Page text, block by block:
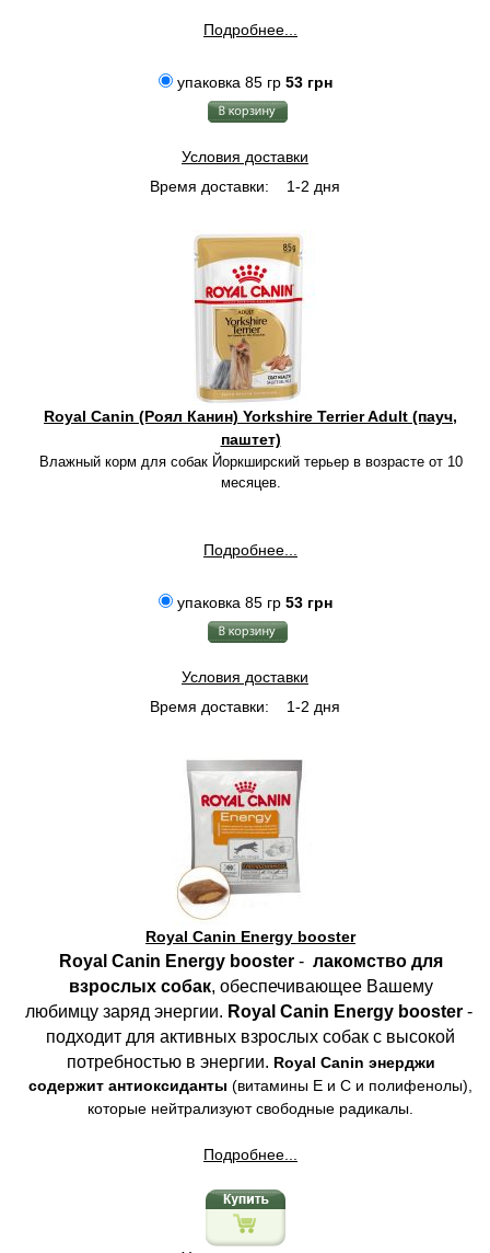
Подробнее...
упаковка 85 гр 53 грн
Условия доставки
Время доставки:
1-2 дня
Royal Canin (Роял Канин) Yorkshire Terrier Adult (пауч,
паштет)
Влажный корм для собак Йоркширский терьер в возрасте от 10
месяцев.
Подробнее...
упаковка 85 гр 53 грн
Условия доставки
Время доставки:
1-2 дня
Royal Canin Energy booster
Royal Canin Energy booster- лакомство для
взрослых собак, обеспечивающее Вашему
любимцу заряд энергии. Royal Canin Energy booster-
подходит для активных взрослых собак с высокой
потребностью в энергии. Royal Canin энерджи
содержит антиоксиданты (витамины Е и С и полифенолы),
которые нейтрализуют свободные радикалы.
Подробнее...